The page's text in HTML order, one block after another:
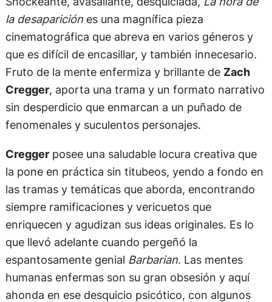
la desapariciónes una magnífica pieza
cinematográfica que abreva en varios géneros y
que es difícil de encasillar, y también innecesario.
Fruto de la mente enfermiza y brillante de Zach
Cregger, aporta una trama y un formato narrativo
sin desperdicio que enmarcan a un puñado de
fenomenales y suculentos personajes.
Creggerposee una saludable locura creativa que
la pone en práctica sin titubeos, yendo a fondo en
las tramas y temáticas que aborda, encontrando
siempre ramificaciones y vericuetos que
enriquecen y agudizan sus ideas originales. Es lo
que llevó adelante cuando pergeñó la
espantosamente genial Barbarian. Las mentes
humanas enfermas son su gran obsesión y aquí
ahonda en ese desquicio psicótico, con algunos